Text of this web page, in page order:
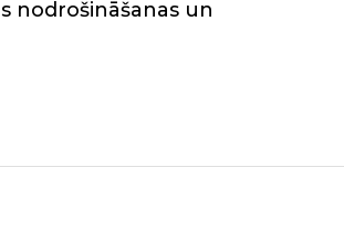
nodrošināšanas un